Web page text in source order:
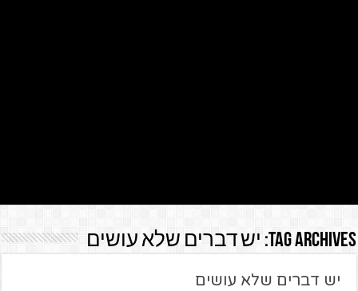
Tag Archives: יש דברים שלא עושים
יש דברים שלא עושים